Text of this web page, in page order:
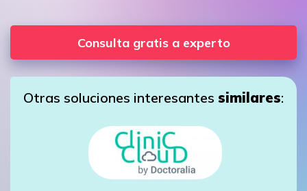
Consulta gratis a experto
Otras soluciones interesantes similares: